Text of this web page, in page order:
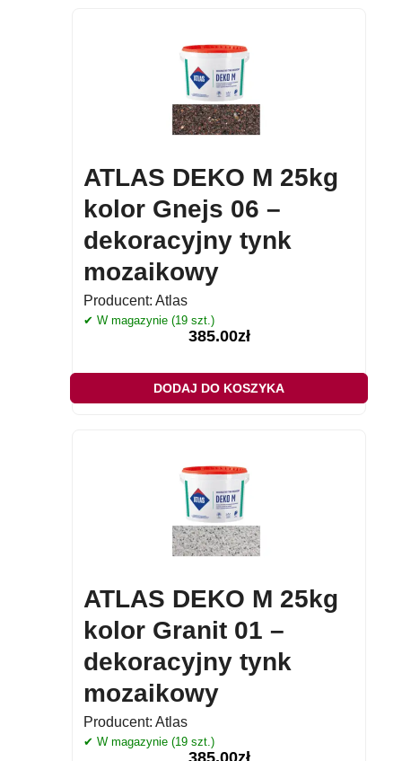
ATLAS DEKO M 25kg
kolor Gnejs 06 –
dekoracyjny tynk
mozaikowy
Producent: Atlas
✔ W magazynie (19 szt.)
385.00zł
DODAJ DO KOSZYKA
ATLAS DEKO M 25kg
kolor Granit 01 –
dekoracyjny tynk
mozaikowy
Producent: Atlas
✔ W magazynie (19 szt.)